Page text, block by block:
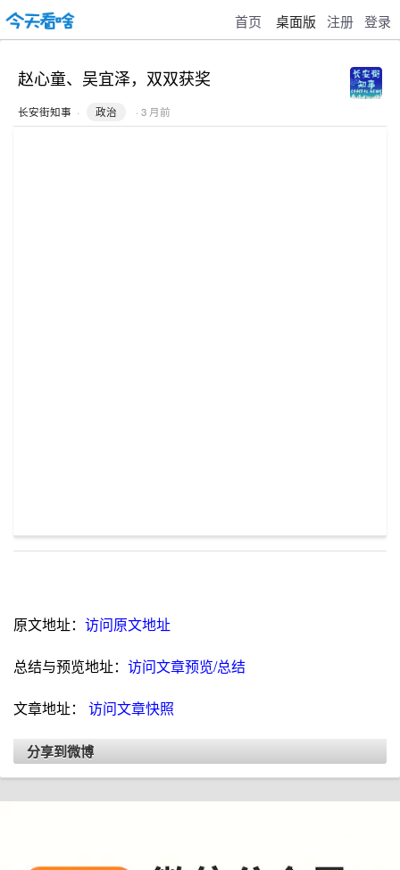
首页 桌面版 注册 登录
赵心童、吴宜泽，双双获奖
长安街知事 · 政治 · 3 月前
原文地址： 访问原文地址
总结与预览地址： 访问文章预览/总结
文章地址： 访问文章快照
分享到微博